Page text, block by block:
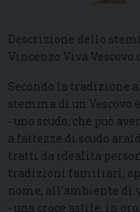
Descrizione dello
Vincenzo Viva Vescovo
Secondo la tradizione
stemma di un
- uno scudo, che può
a fattezze di scudo
tratti da idealità
tradizioni familiari,
nome, all’ambiente di
- una croce astile, in